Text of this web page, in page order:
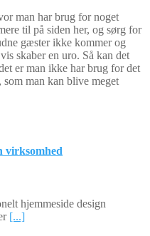
man har brug for noget
til på siden her, og sørg for
gæster ikke kommer og
skaber en uro. Så kan det
er man ikke har brug for det
man kan blive meget
virksomhed
hjemmeside design
[...]